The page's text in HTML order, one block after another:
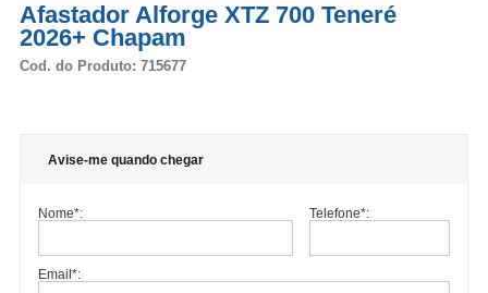
Afastador Alforge XTZ 700 Teneré
2026+ Chapam
Cod. do Produto: 715677
Avise-me quando chegar
Nome*: Telefone*:
Email *: